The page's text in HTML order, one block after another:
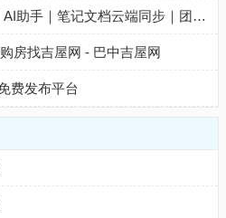
橙子笔记-多邮箱聚合收发｜AI助手｜笔记文档云端同步｜团队与个人高效协作工具
房找吉屋网 - 巴中吉屋网
费发布平台